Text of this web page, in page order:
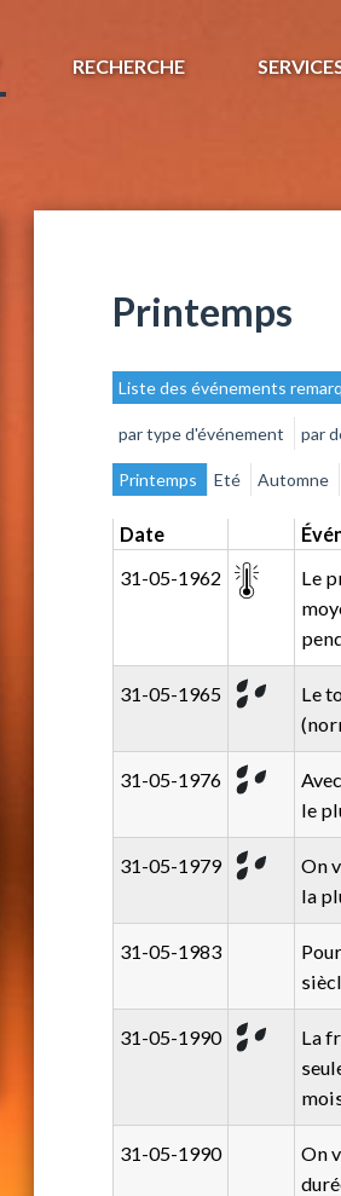
RECHERCHE
Printemps
Liste des événements
par type d'événement par
Printemps Eté Automne
Date
31-05-1962
Le
31-05-1965
Le
31-05-1976
le
31-05-1979
On
la
31-05-1983
31-05-1990
La
31-05-1990
On